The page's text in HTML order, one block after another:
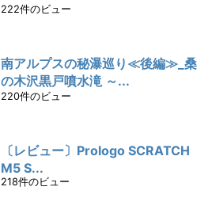
222件のビュー
南アルプスの秘瀑巡り≪後編≫_桑
の木沢黒戸噴水滝 ～...
220件のビュー
〔レビュー〕Prologo SCRATCH
M5 S...
218件のビュー